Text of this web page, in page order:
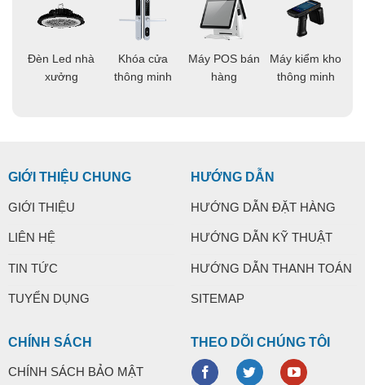
Đèn Led nhà
xưởng
Khóa cửa
thông minh
Máy POS bán
hàng
Máy kiểm kho
thông minh
GIỚI THIỆU CHUNG
GIỚI THIỆU
LIÊN HỆ
TIN TỨC
TUYỂN DỤNG
HƯỚNG DẪN
HƯỚNG DẪN ĐẶT HÀNG
HƯỚNG DẪN KỸ THUẬT
HƯỚNG DẪN THANH TOÁN
SITEMAP
CHÍNH SÁCH
CHÍNH SÁCH BẢO MẬT
THEO DÕI CHÚNG TÔI